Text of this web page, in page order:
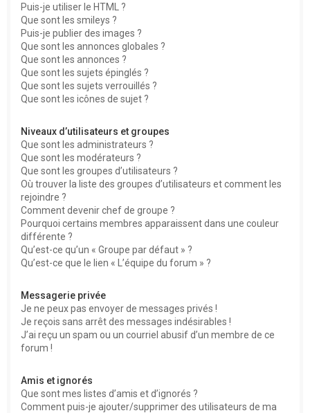
Puis-je utiliser le HTML ?
Que sont les smileys ?
Puis-je publier des images ?
Que sont les annonces globales ?
Que sont les annonces ?
Que sont les sujets épinglés ?
Que sont les sujets verrouillés ?
Que sont les icônes de sujet ?
Niveaux d’utilisateurs et groupes
Que sont les administrateurs ?
Que sont les modérateurs ?
Que sont les groupes d’utilisateurs ?
Où trouver la liste des groupes d’utilisateurs et comment les
rejoindre ?
Comment devenir chef de groupe ?
Pourquoi certains membres apparaissent dans une couleur
différente ?
Qu’est-ce qu’un « Groupe par défaut » ?
Qu’est-ce que le lien « L’équipe du forum » ?
Messagerie privée
Je ne peux pas envoyer de messages privés !
Je reçois sans arrêt des messages indésirables !
J’ai reçu un spam ou un courriel abusif d’un membre de ce
forum !
Amis et ignorés
Que sont mes listes d’amis et d’ignorés ?
Comment puis-je ajouter/supprimer des utilisateurs de ma